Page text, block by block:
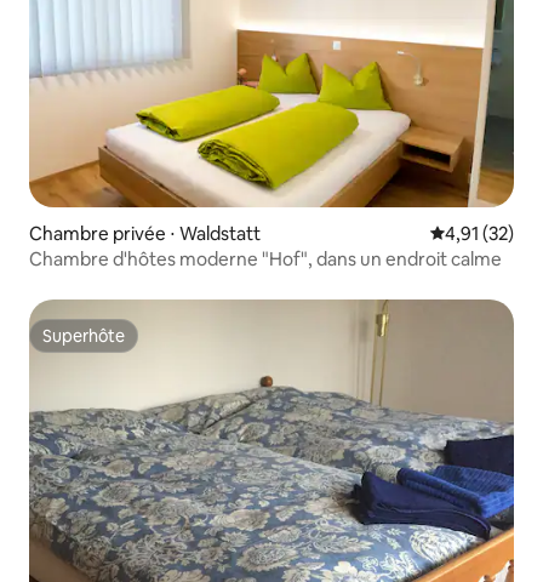
Chambre privée ⋅ Waldstatt Évaluation
4,91 (32)
Chambre d'hôtes moderne "Hof", dans un endroit calme
Superhôte
Superhôte